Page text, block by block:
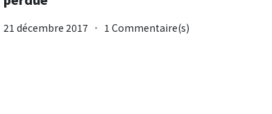
21 décembre 2017 1 Commentaire(s)